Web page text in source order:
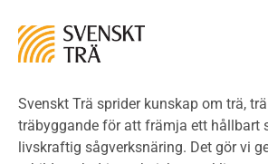
Miljöeffekter
LCA
Miljödeklarationer och märkning
Termer och förkortningar
Planering
Svenskt Trä sprider kunskap om trä,
träbyggande för att främja ett hållbart
livskraftig sågverksnäring. Det gör vi